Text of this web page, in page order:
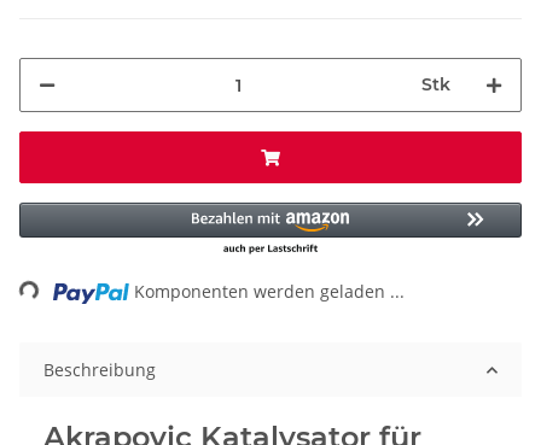
Stk
Loading... Komponenten werden geladen ...
Beschreibung
Akrapovic Katalysator für